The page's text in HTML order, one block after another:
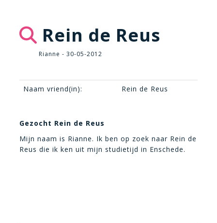
Rein de Reus
Rianne - 30-05-2012
Naam vriend(in): Rein de Reus
Gezocht Rein de Reus
Mijn naam is Rianne. Ik ben op zoek naar Rein de
Reus die ik ken uit mijn studietijd in Enschede.